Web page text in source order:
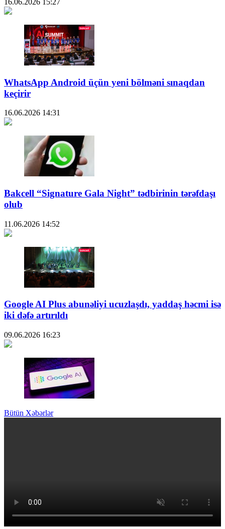
WhatsApp Android üçün yeni bölməni sınaqdan
keçirir
16.06.2026 14:31
Bakcell “Signature Gala Night” tədbirinin tərəfdaşı
olub
11.06.2026 14:52
Google AI Plus abunəliyi ucuzlaşdı, yaddaş həcmi isə
iki dəfə artırıldı
09.06.2026 16:23
Bütün Xəbərlər